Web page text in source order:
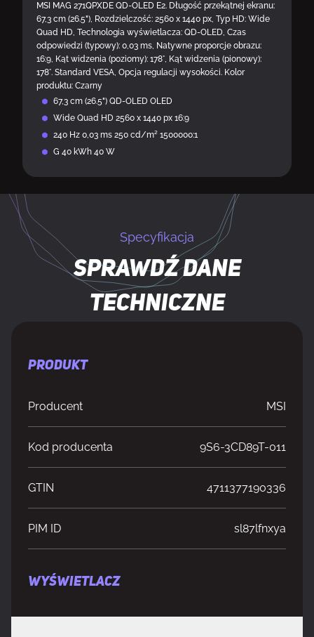
MSI MAG 271QPXDE QD-OLED E2. Długość przekątnej ekranu:
67,3 cm (26.5"), Rozdzielczość: 2560 x 1440 px, Typ HD: Wide
Quad HD, Technologia wyświetlacza: QD-OLED, Czas
odpowiedzi (typowy): 0,03 ms, Natywne proporcje obrazu:
16:9, Kąt widzenia (poziomy): 178°, Kąt widzenia (pionowy):
178°. Standard VESA, Opcja regulacji wysokości. Kolor
produktu: Czarny
67,3 cm (26.5") QD-OLED OLED
Wide Quad HD 2560 x 1440 px 16:9
240 Hz 0,03 ms 250 cd/m² 1500000:1
G 40 kWh 40 W
Specyfikacja
Sprawdź dane
techniczne
PRODUKT
Producent MSI
Kod producenta 9S6-3CD89T-011
GTIN 4711377190336
PIM ID sl87lfnxya
WYŚWIETLACZ